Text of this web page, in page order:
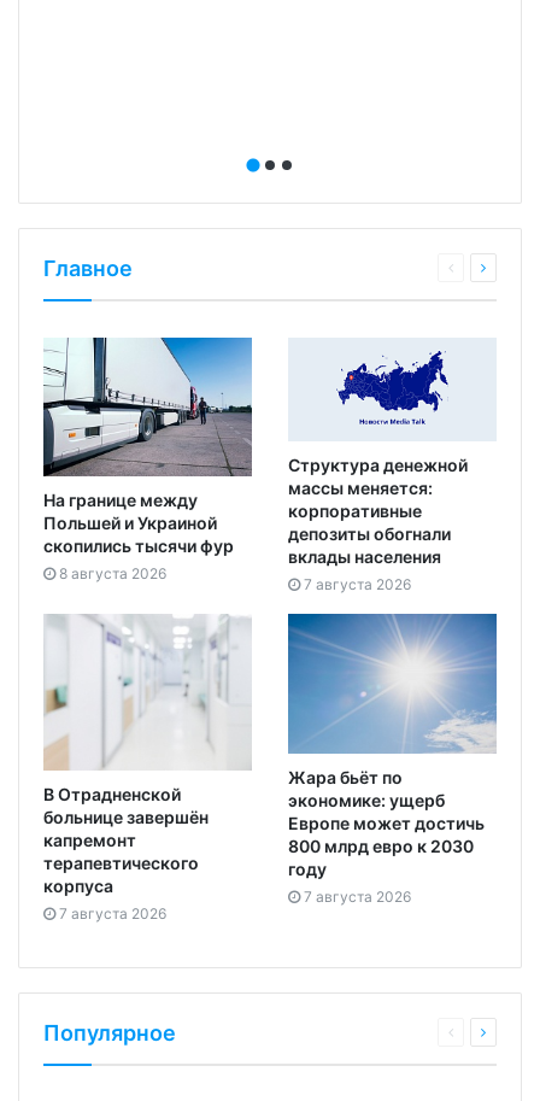
Главное
На границе между
Польшей и Украиной
скопились тысячи фур
8 августа 2026
Структура денежной
массы меняется:
корпоративные
депозиты обогнали
вклады населения
7 августа 2026
В Отрадненской
больнице завершён
капремонт
терапевтического
корпуса
7 августа 2026
Жара бьёт по
экономике: ущерб
Европе может достичь
800 млрд евро к 2030
году
7 августа 2026
Популярное